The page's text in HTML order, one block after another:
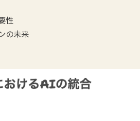
性
の未来